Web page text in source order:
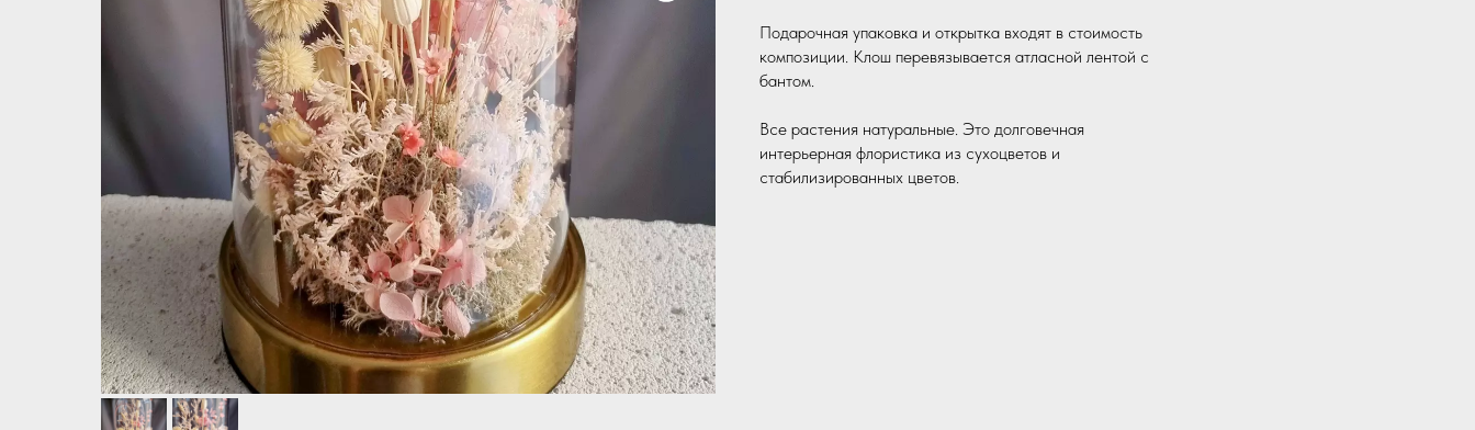
Подарочная упаковка и открытка входят в стоимость
композиции. Клош перевязывается атласной лентой с
бантом.
Все растения натуральные. Это долговечная
интерьерная флористика из сухоцветов и
стабилизированных цветов.